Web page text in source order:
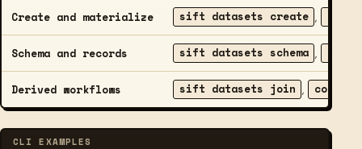
Create and materialize sift datasets create ,
Schema and records sift datasets schema ,
Derived workflows sift datasets join , compute
CLI EXAMPLES